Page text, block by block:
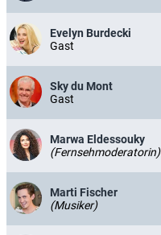
Evelyn Burdecki
Gast
Sky du Mont
Gast
Marwa Eldessouky
(Fernsehmoderatorin)
Marti Fischer
(Musiker)